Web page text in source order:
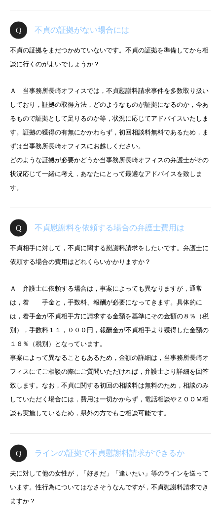
不貞の証拠がない場合には
不貞の証拠をまだつかめていないです。不貞の証拠を準備してから相
談に行くのがよいでしょうか？
Ａ 当事務所長崎オフィスでは，不貞慰謝料請求事件を多数取り扱い
しており，証拠の取得方法，どのようなものが証拠になるのか，今あ
るもので証拠として足りるのか等，状況に応じてアドバイスいたしま
す。証拠の獲得の有無にかかわらず，初回相談料無料であるため，ま
ずは当事務所長崎オフィスにお越しください。
どのような証拠が必要かどうか当事務所長崎オフィスの弁護士がその
状況応じて一緒に考え，あなたにとって最適なアドバイスを致しま
す。
不貞慰謝料を依頼する場合の弁護士費用は
不貞相手に対して，不貞に関する慰謝料請求をしたいです。弁護士に
依頼する場合の費用はどれくらいかかりますか？
Ａ 弁護士に依頼する場合は，事案によっても異なりますが，通常
は，着 手金と，手数料、報酬が必要になってきます。具体的に
は，着手金が不貞相手方に請求する金額を基準にその金額の８％（税
別），手数料１１，０００円，報酬金が不貞相手より獲得した金額の
１６％（税別）となっています。
事案によって異なることもあるため，金額の詳細は，当事務所長崎オ
フィスにてご相談の際にご質問いただければ，弁護士より詳細を回答
致します。なお，不貞に関する初回の相談料は無料のため，相談のみ
していただく場合には，費用は一切かからず，電話相談やＺＯＯＭ相
談も実施しているため，県外の方でもご相談可能です。
ラインの証拠で不貞慰謝料請求ができるか
夫に対して他の女性が，「好きだ」「逢いたい」等のラインを送って
います。性行為についてはなさそうなんですが，不貞慰謝料請求でき
ますか？